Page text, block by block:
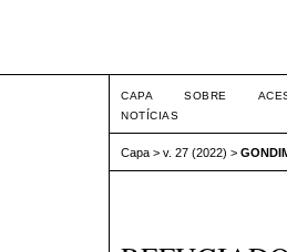
CAPA SOBRE
NOTÍCIAS
Capa > v. 27 (2022) >